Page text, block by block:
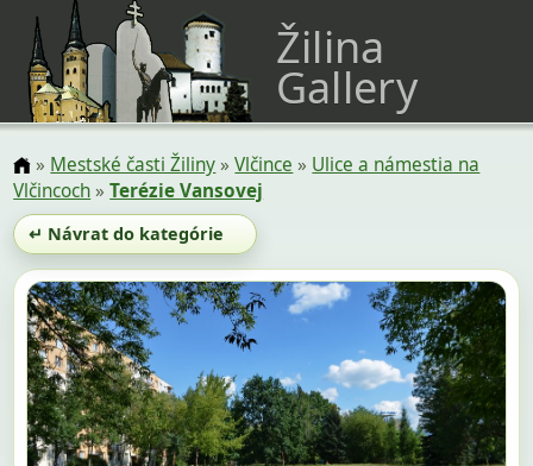
Žilina
Gallery
» Mestské časti Žiliny»Vlčince » Ulice a námestia na
Vlčincoch»Terézie Vansovej
↵ Návrat do kategórie